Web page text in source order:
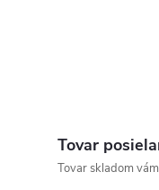
Tovar
Tovar skladom